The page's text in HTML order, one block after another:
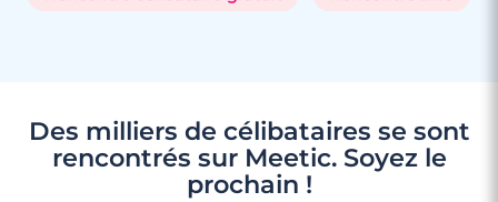
Des milliers de célibataires se sont
rencontrés sur Meetic. Soyez le
prochain !